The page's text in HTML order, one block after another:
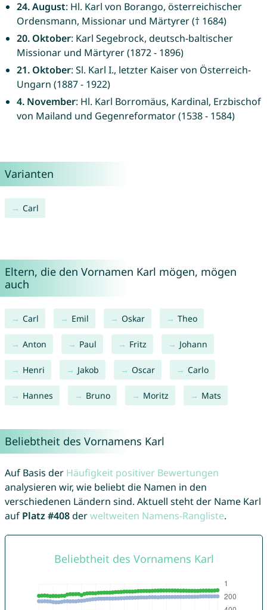
24. August: Hl. Karl von Borango, österreichischer
Ordensmann, Missionar und Märtyrer († 1684)
20. Oktober: Karl Segebrock, deutsch-baltischer
Missionar und Märtyrer (1872 - 1896)
21. Oktober: Sl. Karl I., letzter Kaiser von Österreich-
Ungarn (1887 - 1922)
4. November: Hl. Karl Borromäus, Kardinal, Erzbischof
von Mailand und Gegenreformator (1538 - 1584)
Varianten
Carl
Eltern, die den Vornamen Karl mögen, mögen
auch
Carl Emil Oskar Theo
Anton Paul Fritz Johann
Henri Jakob Oscar Carlo
Hannes Bruno Moritz Mats
Beliebtheit des Vornamens Karl
Auf Basis der Häufigkeit positiver Bewertungen
analysieren wir, wie beliebt die Namen in den
verschiedenen Ländern sind. Aktuell steht der Name Karl
auf Platz #408derweltweiten Namens-Rangliste.